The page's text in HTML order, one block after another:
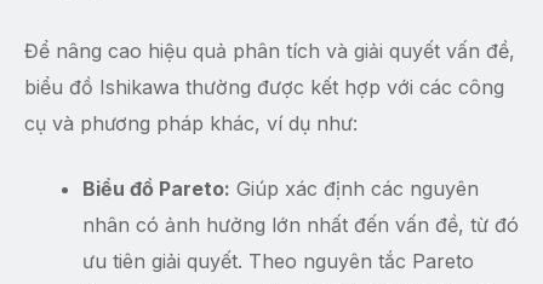
Để nâng cao hiệu quả phân tích và giải quyết vấn đề,
biểu đồ Ishikawa thường được kết hợp với các công
cụ và phương pháp khác, ví dụ như:
Biểu đồ Pareto: Giúp xác định các nguyên
nhân có ảnh hưởng lớn nhất đến vấn đề, từ đó
ưu tiên giải quyết. Theo nguyên tắc Pareto